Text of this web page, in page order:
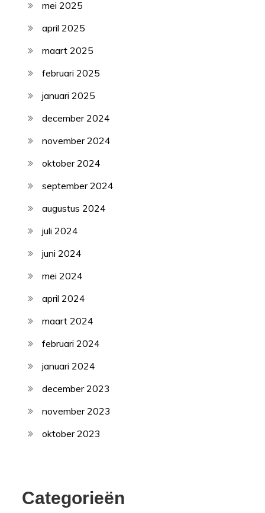
mei 2025
april 2025
maart 2025
februari 2025
januari 2025
december 2024
november 2024
oktober 2024
september 2024
augustus 2024
juli 2024
juni 2024
mei 2024
april 2024
maart 2024
februari 2024
januari 2024
december 2023
november 2023
oktober 2023
Categorieën